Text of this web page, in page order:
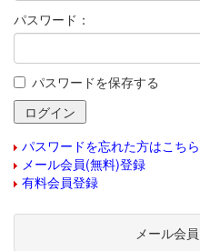
パスワード：
パスワードを保存する
パスワードを忘れた方はこちら
メール会員(無料)登録
有料会員登録
メール会